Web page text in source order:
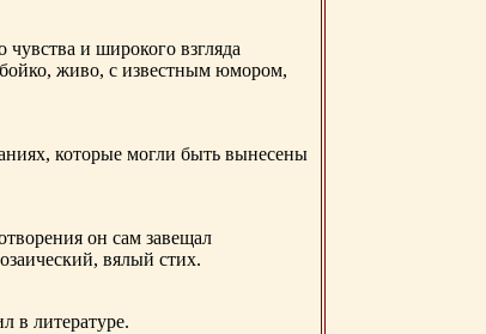
чувства и широкого взгляда
живо, с известным юмором,
которые могли быть вынесены
он сам завещал
вялый стих.
в литературе.